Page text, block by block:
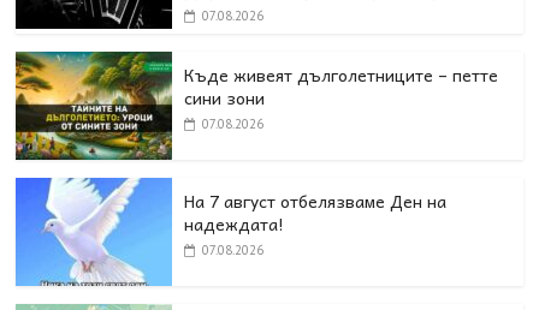
07.08.2026
Къде живеят дълголетниците – петте
сини зони
07.08.2026
На 7 август отбелязваме Ден на
надеждата!
07.08.2026